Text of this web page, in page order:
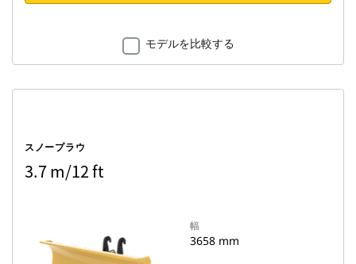
モデルを比較する
スノープラウ
3.7 m/12 ft
幅
3658 mm